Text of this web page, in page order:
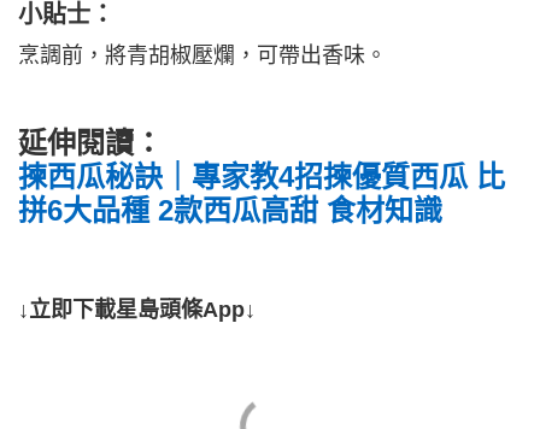
小貼士：
烹調前，將青胡椒壓爛，可帶出香味。
延伸閱讀：
揀西瓜秘訣｜專家教4招揀優質西瓜 比
拼6大品種 2款西瓜高甜 食材知識
↓立即下載星島頭條App↓